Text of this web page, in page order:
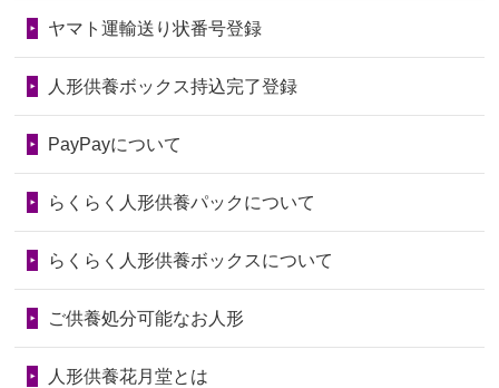
2026/06/28きちんと供養していただけると思った
ので、お願...
いたことが...
2026/06/28老後のことを考え体力のあるうちに身
2026/06/28人形たちに これまで本当にありがとう
天...
2026/06/24今は亡き両親が孫（私の子供）の初節
2024/01/04ガラスケースは外しても良いですか？
第76回人形供養祭令和7年2月28日(金)
第75回人形供養祭令和7年1月17日(金)
第73回人形供養祭令和6年10月17日(木)
第71回人形供養祭令和6年8月1日(木)
第70回人形供養祭令和6年6月21日(金)
ヤマト運輸送り状番号登録
人形供養ボックス持込完了登録
PayPayについて
らくらく人形供養パックについて
らくらく人形供養ボックスについて
ご供養処分可能なお人形
人形供養花月堂とは